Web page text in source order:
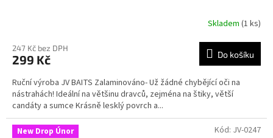
Skladem (1 ks)
247 Kč bez DPH
299 Kč Do košíku
Ruční výroba JV BAITS Zalaminováno- Už žádné chybějící oči na
nástrahách! Ideální na většinu dravců, zejména na štiky, větší
candáty a sumce Krásně lesklý povrch a...
New Drop Únor Kód: JV-0247